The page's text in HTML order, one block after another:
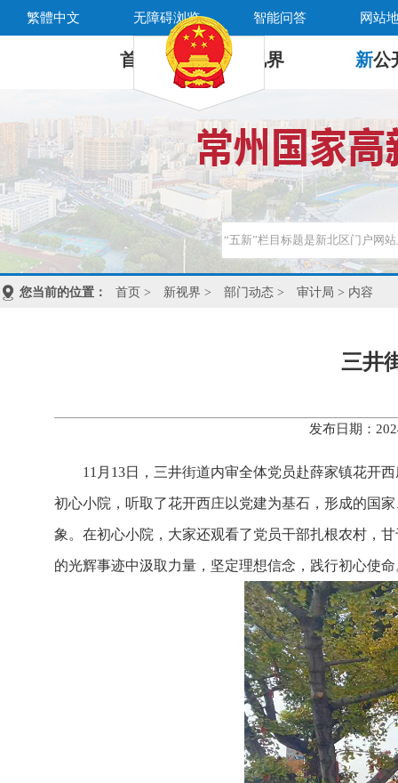
繁體中文 无障碍浏览 智能问答 网站
首 页 新 视界 新公
您当前的位置： 首页 > 新视界 > 部门动态 > 审计局 > 内容
三井
发布日期：
11月13日，三井街道内审全体党员赴薛家镇花开
初心小院，听取了花开西庄以党建为基石，形成的国
象。在初心小院，大家还观看了党员干部扎根农村，
的光辉事迹中汲取力量，坚定理想信念，践行初心使命